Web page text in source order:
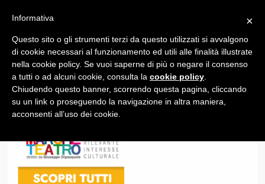
1
×
Informativa
Questo sito o gli strumenti terzi da questo utilizzati si avvalgono
di cookie necessari al funzionamento ed utili alle finalità illustrate
nella cookie policy. Se vuoi saperne di più o negare il consenso
a tutti o ad alcuni cookie, consulta la cookie policy
Chiudendo questo banner, scorrendo questa pagina, cliccando
su un link o proseguendo la navigazione in altra maniera,
acconsenti all’uso dei cookie.